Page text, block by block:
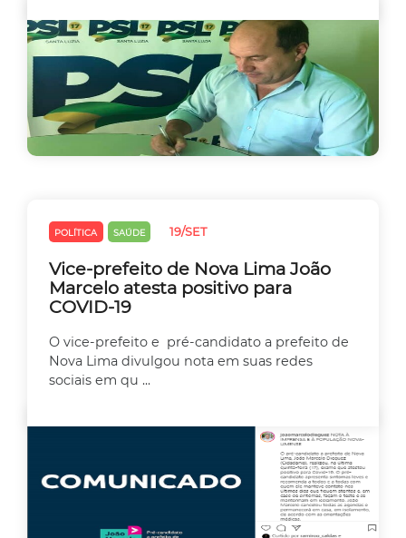
POLÍTICA SAÚDE 19/SET
Vice-prefeito de Nova Lima João
Marcelo atesta positivo para
COVID-19
O vice-prefeito e pré-candidato a prefeito de
Nova Lima divulgou nota em suas redes
sociais em qu ...